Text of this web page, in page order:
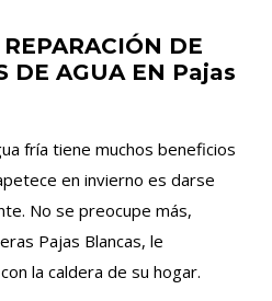
DE
DE AGUA EN Pajas
fría tiene muchos beneficios
en invierno es darse
No se preocupe más,
Pajas Blancas, le
la caldera de su hogar.